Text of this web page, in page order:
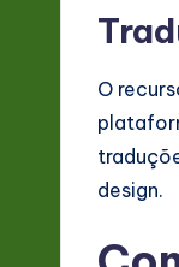
ft
wO
design.